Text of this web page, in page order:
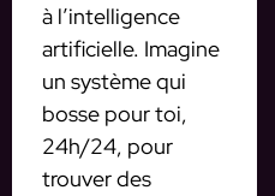
à l’intelligence
artificielle. Imagine
un système qui
bosse pour toi,
24h/24, pour
trouver des